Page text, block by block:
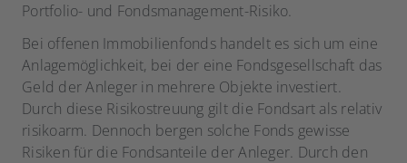
Portfolio- und Fondsmanagement-Risiko.
Bei offenen Immobilienfonds handelt es sich um eine
Anlagemöglichkeit, bei der eine Fondsgesellschaft das
Geld der Anleger in mehrere Objekte investiert.
Durch diese Risikostreuung gilt die Fondsart als relativ
risikoarm. Dennoch bergen solche Fonds gewisse
Risiken für die Fondsanteile der Anleger. Durch den